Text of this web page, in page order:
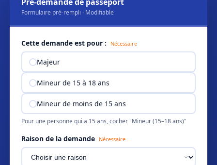
Formulaire pré-rempli · Modifiable
Cette demande est pour : Nécessaire
Majeur
Mineur de 15 à 18 ans
Mineur de moins de 15 ans
Pour une personne qui a 15 ans, cocher "Mineur (15–18 ans)"
Raison de la demande Nécessaire